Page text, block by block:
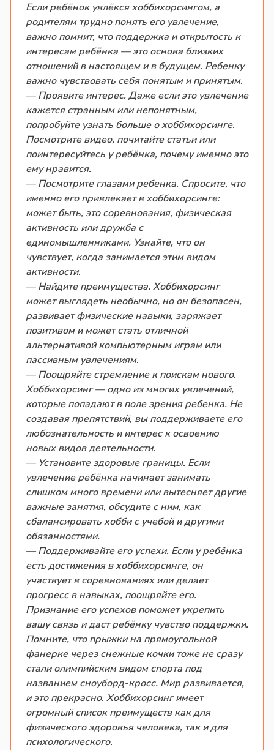
Если ребёнок увлёкся хоббихорсингом, а
родителям трудно понять его увлечение,
важно помнит, что поддержка и открытость к
интересам ребёнка — это основа близких
отношений в настоящем и в будущем. Ребенку
важно чувствовать себя понятым и принятым.
— Проявите интерес. Даже если это увлечение
кажется странным или непонятным,
попробуйте узнать больше о хоббихорсинге.
Посмотрите видео, почитайте статьи или
поинтересуйтесь у ребёнка, почему именно это
ему нравится.
— Посмотрите глазами ребенка. Спросите, что
именно его привлекает в хоббихорсинге:
может быть, это соревнования, физическая
активность или дружба с
единомышленниками. Узнайте, что он
чувствует, когда занимается этим видом
активности.
— Найдите преимущества. Хоббихорсинг
может выглядеть необычно, но он безопасен,
развивает физические навыки, заряжает
позитивом и может стать отличной
альтернативой компьютерным играм или
пассивным увлечениям.
— Поощряйте стремление к поискам нового.
Хоббихорсинг — одно из многих увлечений,
которые попадают в поле зрения ребенка. Не
создавая препятствий, вы поддерживаете его
любознательность и интерес к освоению
новых видов деятельности.
— Установите здоровые границы. Если
увлечение ребёнка начинает занимать
слишком много времени или вытесняет другие
важные занятия, обсудите с ним, как
сбалансировать хобби с учебой и другими
обязанностями.
— Поддерживайте его успехи. Если у ребёнка
есть достижения в хоббихорсинге, он
участвует в соревнованиях или делает
прогресс в навыках, поощряйте его.
Признание его успехов поможет укрепить
вашу связь и даст ребёнку чувство поддержки.
Помните, что прыжки на прямоугольной
фанерке через снежные кочки тоже не сразу
стали олимпийским видом спорта под
названием сноуборд-кросс. Мир развивается,
и это прекрасно. Хоббихорсинг имеет
огромный список преимуществ как для
физического здоровья человека, так и для
психологического.